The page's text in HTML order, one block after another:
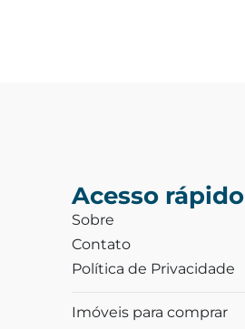
Acesso rápido
Sobre
Contato
Política de Privacidade
Imóveis para comprar